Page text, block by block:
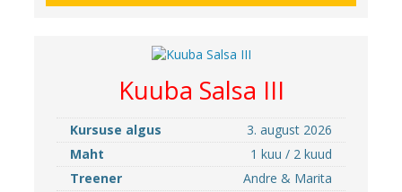
Kuuba Salsa III
Kursuse algus
3. august 2026
Maht
1 kuu / 2 kuud
Treener
Andre & Marita